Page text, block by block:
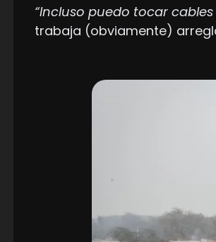
“Incluso puedo tocar
trabaja (obviamente)